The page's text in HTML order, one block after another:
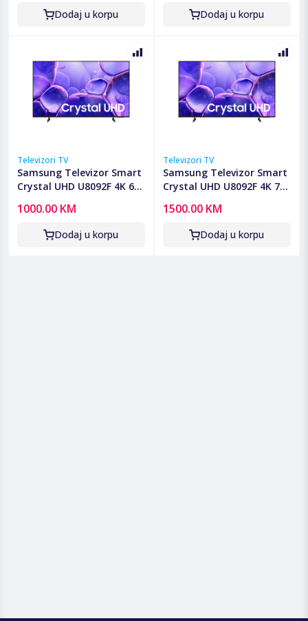
Dodaj u korpu Dodaj u korpu
Televizori TV
Samsung Televizor Smart
Crystal UHD U8092F 4K 65"
1000.00 KM
Dodaj u korpu
Televizori TV
Samsung Televizor Smart
Crystal UHD U8092F 4K 75"
1500.00 KM
Dodaj u korpu